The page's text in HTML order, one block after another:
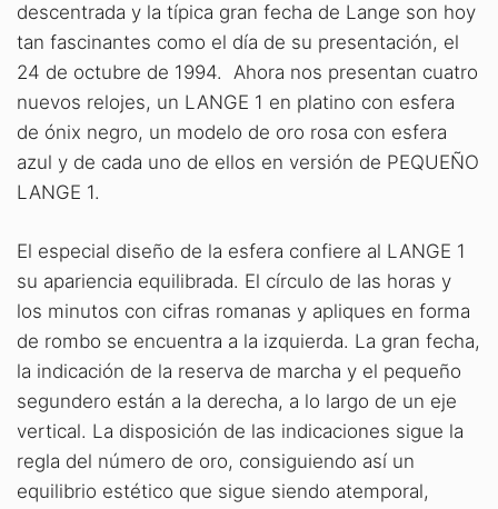
descentrada y la típica gran fecha de Lange son hoy
tan fascinantes como el día de su presentación, el
24 de octubre de 1994. Ahora nos presentan cuatro
nuevos relojes, un LANGE 1 en platino con esfera
de ónix negro, un modelo de oro rosa con esfera
azul y de cada uno de ellos en versión de PEQUEÑO
LANGE 1.
El especial diseño de la esfera confiere al LANGE 1
su apariencia equilibrada. El círculo de las horas y
los minutos con cifras romanas y apliques en forma
de rombo se encuentra a la izquierda. La gran fecha,
la indicación de la reserva de marcha y el pequeño
segundero están a la derecha, a lo largo de un eje
vertical. La disposición de las indicaciones sigue la
regla del número de oro, consiguiendo así un
equilibrio estético que sigue siendo atemporal,